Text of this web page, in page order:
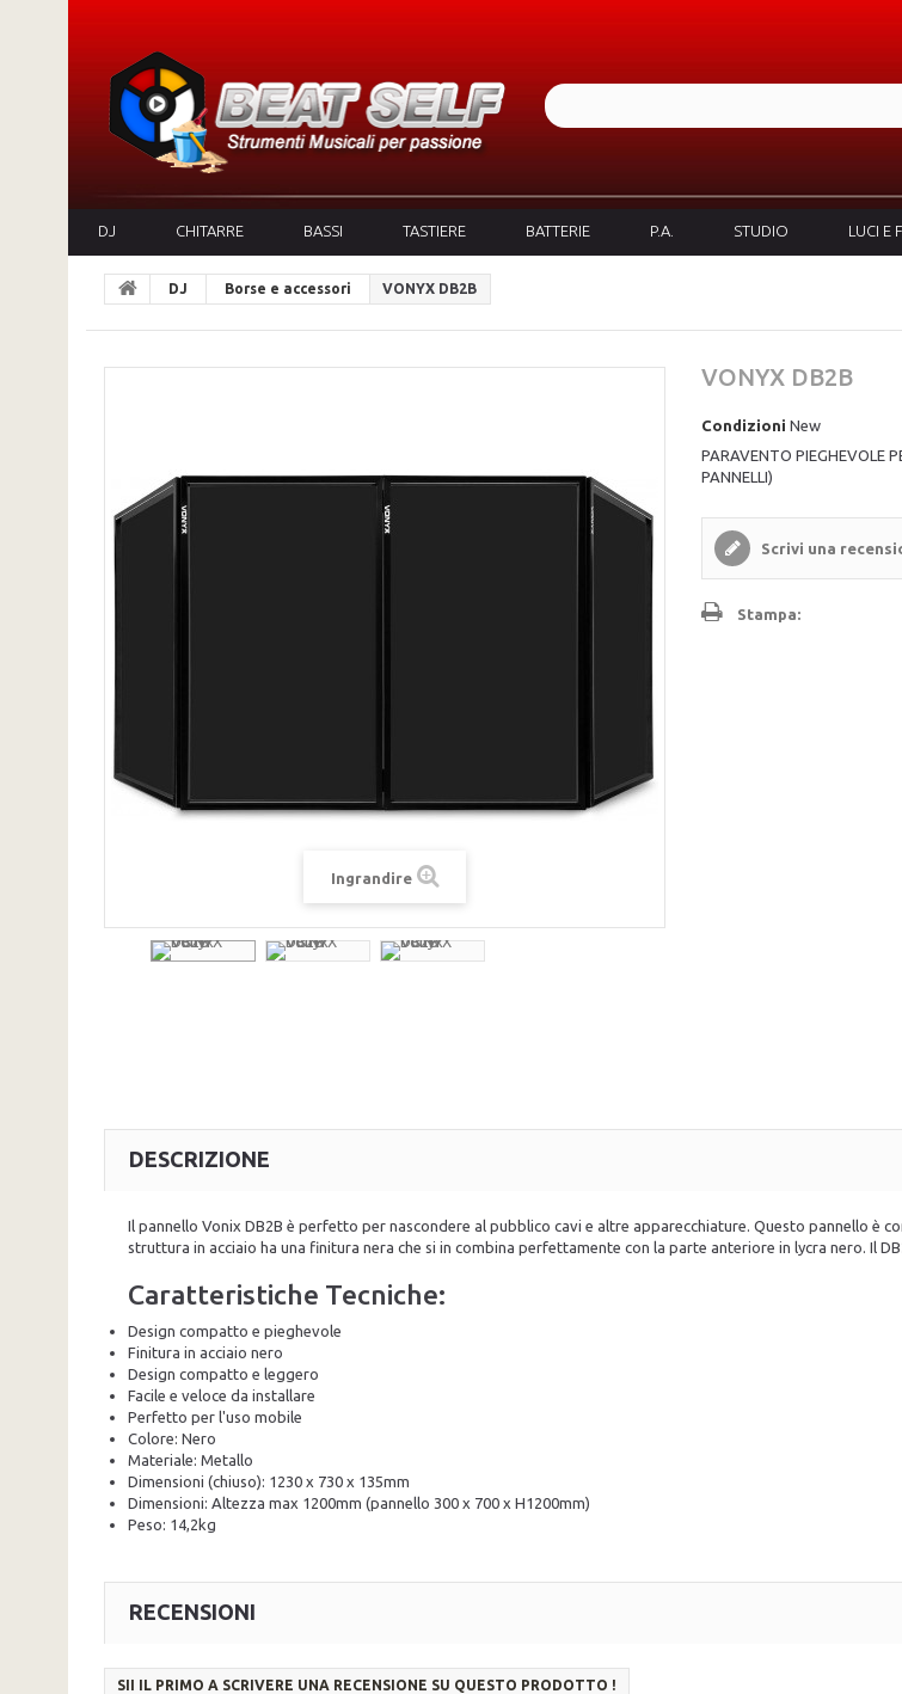
DJ CHITARRE BASSI TASTIERE BATTERIE P.A. STUDIO LUCI E
DJ Borse e accessori VONYX DB2B
Ingrandire
VONYX DB2B
Condizioni New
PARAVENTO PIEGHEVOLE
PANNELLI)
Scrivi una
Stampa:
DESCRIZIONE
Il pannello Vonix DB2B è perfetto per nascondere al pubblico cavi e altre apparecchiature. Questo pannello è
struttura in acciaio ha una finitura nera che si in combina perfettamente con la parte anteriore in lycra nero. Il
Caratteristiche Tecniche:
Design compatto e pieghevole
Finitura in acciaio nero
Design compatto e leggero
Facile e veloce da installare
Perfetto per l'uso mobile
Colore: Nero
Materiale: Metallo
Dimensioni (chiuso): 1230 x 730 x 135mm
Dimensioni: Altezza max 1200mm (pannello 300 x 700 x H1200mm)
Peso: 14,2kg
RECENSIONI
SII IL PRIMO A SCRIVERE UNA RECENSIONE SU QUESTO PRODOTTO !